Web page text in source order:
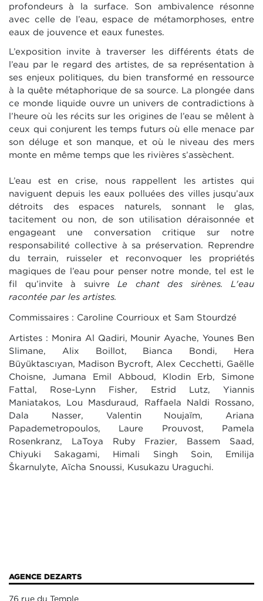
profondeurs à la surface. Son ambivalence résonne
avec celle de l’eau, espace de métamorphoses, entre
eaux de jouvence et eaux funestes.
L’exposition invite à traverser les différents états de
l’eau par le regard des artistes, de sa représentation à
ses enjeux politiques, du bien transformé en ressource
à la quête métaphorique de sa source. La plongée dans
ce monde liquide ouvre un univers de contradictions à
l’heure où les récits sur les origines de l’eau se mêlent à
ceux qui conjurent les temps futurs où elle menace par
son déluge et son manque, et où le niveau des mers
monte en même temps que les rivières s’assèchent.
L’eau est en crise, nous rappellent les artistes qui
naviguent depuis les eaux polluées des villes jusqu’aux
détroits des espaces naturels, sonnant le glas,
tacitement ou non, de son utilisation déraisonnée et
engageant une conversation critique sur notre
responsabilité collective à sa préservation. Reprendre
du terrain, ruisseler et reconvoquer les propriétés
magiques de l’eau pour penser notre monde, tel est le
fil qu’invite à suivre Le chant des sirènes. L'eau
racontée par les artistes.
Commissaires : Caroline Courrioux et Sam Stourdzé
Artistes : Monira Al Qadiri, Mounir Ayache, Younes Ben
Slimane, Alix Boillot, Bianca Bondi, Hera
Büyüktaşcıyan, Madison Bycroft, Alex Cecchetti, Gaëlle
Choisne, Jumana Emil Abboud, Klodin Erb, Simone
Fattal, Rose-Lynn Fisher, Estrid Lutz, Yiannis
Maniatakos, Lou Masduraud, Raffaela Naldi Rossano,
Dala Nasser, Valentin Noujaïm, Ariana
Papademetropoulos, Laure Prouvost, Pamela
Rosenkranz, LaToya Ruby Frazier, Bassem Saad,
Chiyuki Sakagami, Himali Singh Soin, Emilija
Škarnulytė, Aïcha Snoussi, Kusukazu Uraguchi.
AGENCE DEZARTS
76 rue du Temple